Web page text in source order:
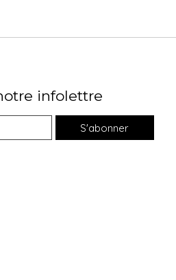
infolettre
S'abonner